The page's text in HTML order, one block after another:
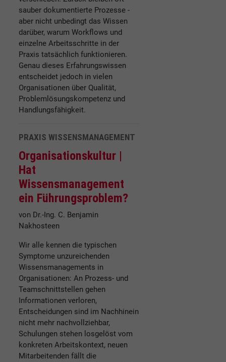
sauber dokumentierte Prozesse -
aber nicht unbedingt das Wissen
darüber, warum Workflows und
einzelne Arbeitsschritte in der
Praxis tatsächlich funktionieren.
Genau dieses Erfahrungswissen
entscheidet jedoch in vielen
Organisationen über Qualität,
Problemlösungskompetenz und
Handlungsfähigkeit.
PRAXIS WISSENSMANAGEMENT
Organisationskultur |
Hat
Wissensmanagement
ein Führungsproblem?
von Dr.-Ing. C. Benjamin
Nakhosteen
Wir alle kennen die typischen
Symptome unzureichenden
Wissensmanagements in
Organisationen: An Prozess- und
Teamschnittstellen gehen
Informationen verloren,
Entscheidungen sind im Nachhinein
nicht mehr nachvollziehbar,
Schulungen stehen losgelöst vom
konkreten Arbeitskontext, neuen
Mitarbeitenden fällt die